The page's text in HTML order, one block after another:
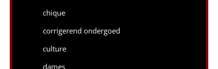
chique
corrigerend ondergoed
culture
dames